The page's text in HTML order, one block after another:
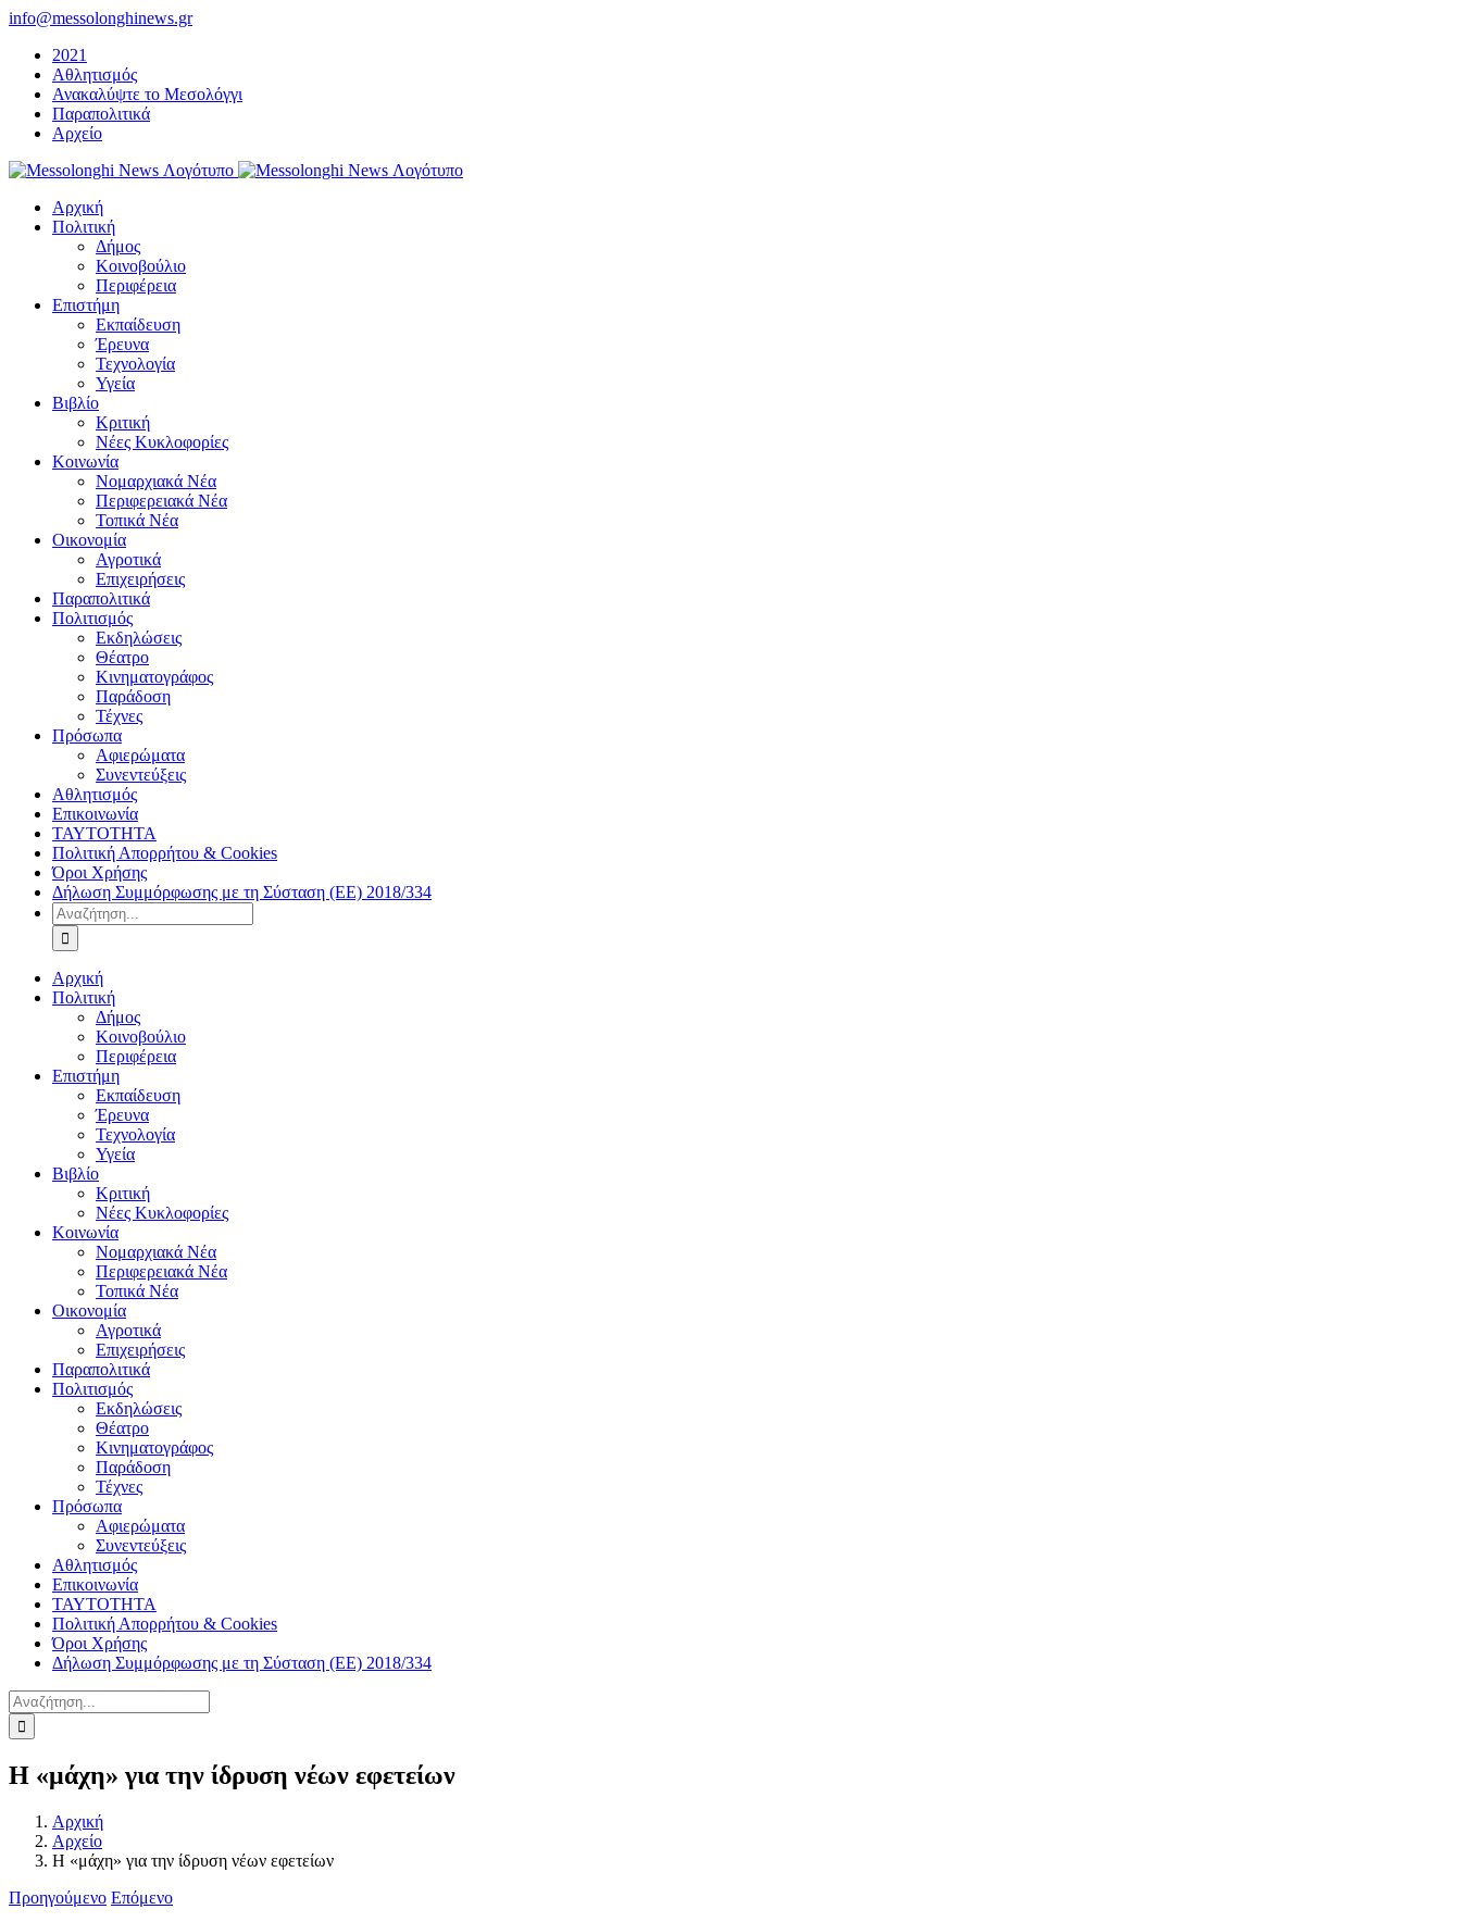
Μετάβαση
περιεχόμενο
info@messolonghinews.gr
2021
Αθλητισμός
Ανακαλύψτε το Μεσολόγγι
Παραπολιτικά
Αρχείο
Αρχική
Πολιτική
Δήμος
Κοινοβούλιο
Περιφέρεια
Επιστήμη
Εκπαίδευση
Έρευνα
Τεχνολογία
Υγεία
Βιβλίο
Κριτική
Νέες Κυκλοφορίες
Κοινωνία
Νομαρχιακά Νέα
Περιφερειακά Νέα
Τοπικά Νέα
Οικονομία
Αγροτικά
Επιχειρήσεις
Παραπολιτικά
Πολιτισμός
Εκδηλώσεις
Θέατρο
Κινηματογράφος
Παράδοση
Τέχνες
Πρόσωπα
Αφιερώματα
Συνεντεύξεις
Αθλητισμός
Επικοινωνία
ΤΑΥΤΟΤΗΤΑ
Πολιτική Απορρήτου & Cookies
Όροι Χρήσης
Δήλωση Συμμόρφωσης με τη Σύσταση (ΕΕ) 2018/334
Αναζήτηση
για:
Αρχική
Πολιτική
Δήμος
Κοινοβούλιο
Περιφέρεια
Επιστήμη
Εκπαίδευση
Έρευνα
Τεχνολογία
Υγεία
Βιβλίο
Κριτική
Νέες Κυκλοφορίες
Κοινωνία
Νομαρχιακά Νέα
Περιφερειακά Νέα
Τοπικά Νέα
Οικονομία
Αγροτικά
Επιχειρήσεις
Παραπολιτικά
Πολιτισμός
Εκδηλώσεις
Θέατρο
Κινηματογράφος
Παράδοση
Τέχνες
Πρόσωπα
Αφιερώματα
Συνεντεύξεις
Αθλητισμός
Επικοινωνία
ΤΑΥΤΟΤΗΤΑ
Πολιτική Απορρήτου & Cookies
Όροι Χρήσης
Δήλωση Συμμόρφωσης με τη Σύσταση (ΕΕ) 2018/334
Αναζήτηση
για:
Η «μάχη» για την ίδρυση νέων εφετείων
Αρχική
Αρχείο
Η «μάχη» για την ίδρυση νέων εφετείων
Προηγούμενο Επόμενο